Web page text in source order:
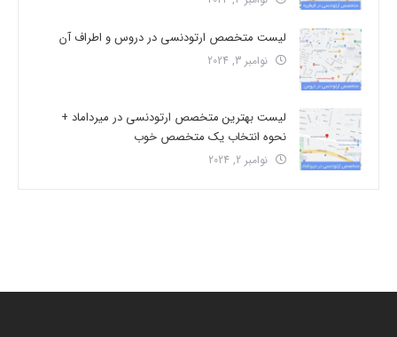
لیست متخصص ارتودنسی در دروس و اطراف آن
نوامبر 3, 2024
لیست بهترین متخصص ارتودنسی در میرداماد +
نحوه انتخاب یک متخصص خوب
نوامبر 2, 2024